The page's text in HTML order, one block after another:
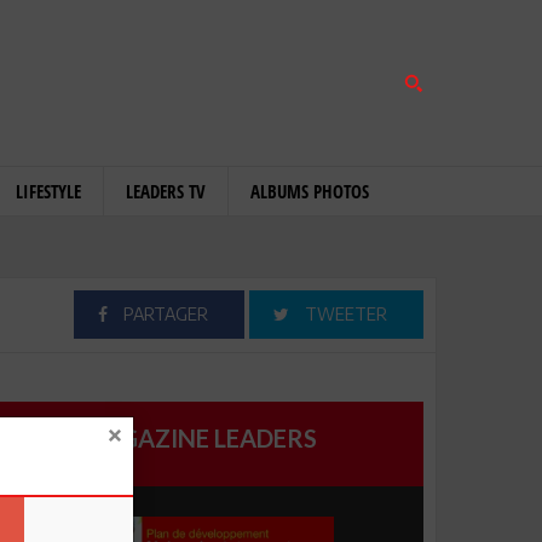
LIFESTYLE LEADERS TV ALBUMS PHOTOS
PARTAGER TWEETER
MAGAZINE LEADERS